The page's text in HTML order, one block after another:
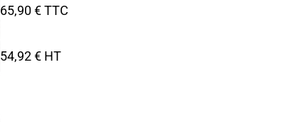
65,90 € TTC
54,92 € HT